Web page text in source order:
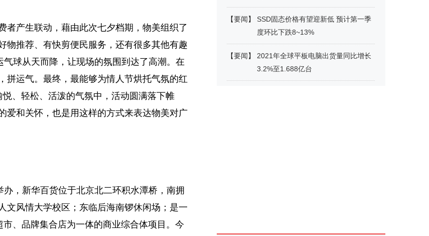
者产生联动，藉由此次七夕档期，物美组织了
物推荐、有快剪便民服务，还有很多其他有趣
球从天而降，让现场的氛围到达了高潮。在
拼运气。最终，最能够为情人节烘托气氛的红
、轻松、活泼的气氛中，活动圆满落下帷
爱和关怀，也是用这样的方式来表达物美对广
，新华百货位于北京北二环积水潭桥，南拥
文风情大学校区；东临后海南锣休闲场；是一
、品牌集合店为一体的商业综合体项目。今
【要闻】
SSD固态价格有望迎新低 预计第一季
度环比下跌8~13%
【要闻】
2021年全球平板电脑出货量同比增长
3.2%至1.688亿台